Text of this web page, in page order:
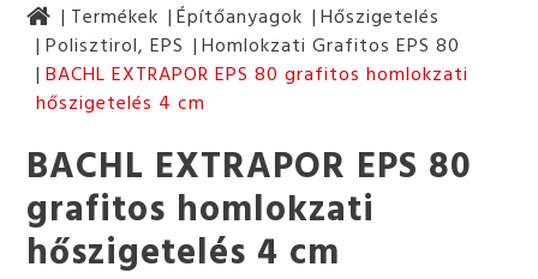
Termékek Építőanyagok
Hőszigetelés
Polisztirol, EPS
Homlokzati Grafitos EPS 80
BACHL EXTRAPOR EPS 80 grafitos homlokzati
hőszigetelés 4 cm
BACHL EXTRAPOR EPS 80
grafitos homlokzati
hőszigetelés 4 cm